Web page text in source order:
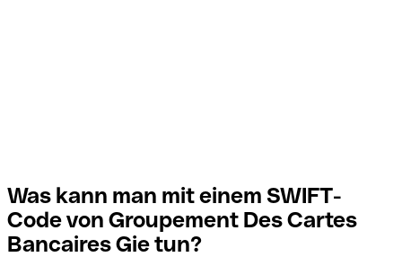
Was kann man mit einem SWIFT-
Code von Groupement Des Cartes
Bancaires Gie tun?